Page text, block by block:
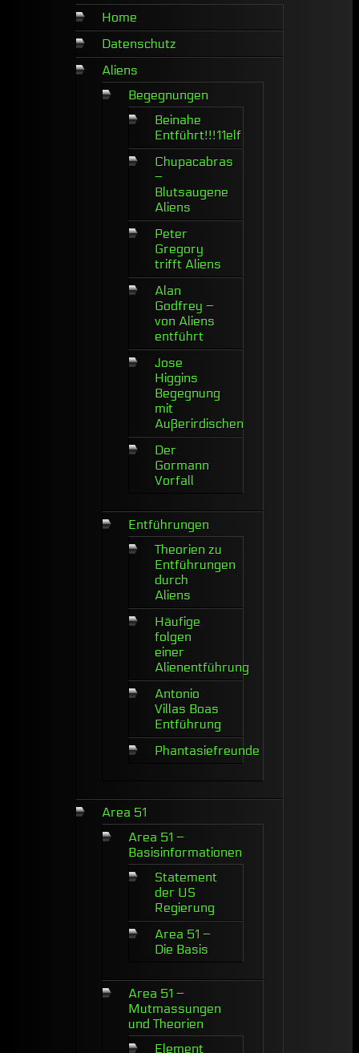
Home
Datenschutz
Aliens
Begegnungen
Beinahe
Entführt!!!11elf
Chupacabras
–
Blutsaugene
Aliens
Peter
Gregory
trifft Aliens
Alan
Godfrey –
von Aliens
entführt
Jose
Higgins
Begegnung
mit
Außerirdischen
Der
Gormann
Vorfall
Entführungen
Theorien zu
Entführungen
durch
Aliens
Häufige
folgen
einer
Alienentführung
Antonio
Villas Boas
Entführung
Phantasiefreunde
Area 51
Area 51 –
Basisinformationen
Statement
der US
Regierung
Area 51 –
Die Basis
Area 51 –
Mutmassungen
und Theorien
Element